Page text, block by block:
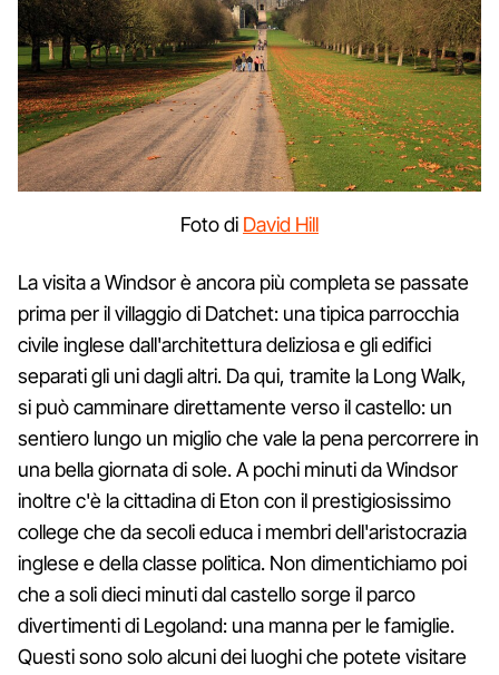
Foto di David Hill
La visita a Windsor è ancora più completa se passate
prima per il villaggio di Datchet: una tipica parrocchia
civile inglese dall'architettura deliziosa e gli edifici
separati gli uni dagli altri. Da qui, tramite la Long Walk,
si può camminare direttamente verso il castello: un
sentiero lungo un miglio che vale la pena percorrere in
una bella giornata di sole. A pochi minuti da Windsor
inoltre c'è la cittadina di Eton con il prestigiosissimo
college che da secoli educa i membri dell'aristocrazia
inglese e della classe politica. Non dimentichiamo poi
che a soli dieci minuti dal castello sorge il parco
divertimenti di Legoland: una manna per le famiglie.
Questi sono solo alcuni dei luoghi che potete visitare